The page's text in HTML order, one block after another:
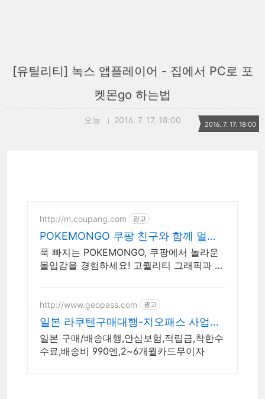
[유틸리티] 녹스 앱플레이어 - 집에서 PC로 포
켓몬go 하는법
오뇽 2016. 7. 17. 18:00 2016. 7. 17. 18:00
http://m.coupang.com 광고
POKEMONGO 쿠팡 친구와 함께 멀티
플레이
푹 빠지는 POKEMONGO, 쿠팡에서 놀라운
몰입감을 경험하세요! 고퀄리티 그래픽과 사
http://www.geopass.com 광고
일본 라쿠텐구매대행-지오패스 사업자
회원 특별혜택
일본 구매/배송대행,안심보험,적립금,착한수
수료,배송비 990엔,2~6개월카드무이자